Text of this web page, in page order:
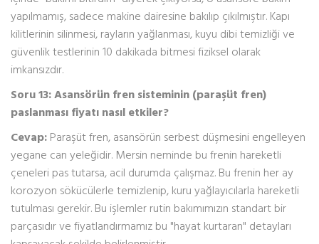
yapılmamış, sadece makine dairesine bakılıp çıkılmıştır. Kapı
kilitlerinin silinmesi, rayların yağlanması, kuyu dibi temizliği ve
güvenlik testlerinin 10 dakikada bitmesi fiziksel olarak
imkansızdır.
Soru 13: Asansörün fren sisteminin (paraşüt fren)
paslanması fiyatı nasıl etkiler?
Cevap: Paraşüt fren, asansörün serbest düşmesini engelleyen
yegane can yeleğidir. Mersin neminde bu frenin hareketli
çeneleri pas tutarsa, acil durumda çalışmaz. Bu frenin her ay
korozyon sökücülerle temizlenip, kuru yağlayıcılarla hareketli
tutulması gerekir. Bu işlemler rutin bakımımızın standart bir
parçasıdır ve fiyatlandırmamız bu "hayat kurtaran" detayları